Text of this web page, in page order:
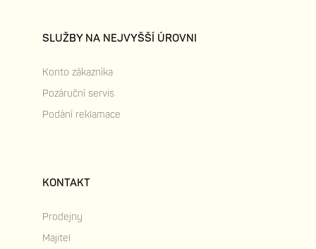
SLUŽBY NA NEJVYŠŠÍ ÚROVNI
Konto zákazníka
Pozáruční servis
Podání reklamace
KONTAKT
Prodejny
Majitel